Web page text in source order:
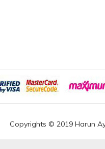
Copyrights © 2019 Harun